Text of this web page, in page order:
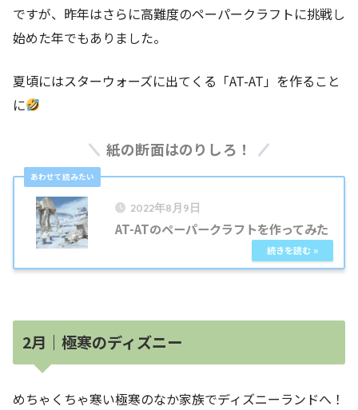
ですが、昨年はさらに高難度のペーパークラフトに挑戦し
始めた年でもありました。
夏頃にはスターウォーズに出てくる「AT-AT」を作ること
に
紙の断面はのりしろ！
2022年8月9日
AT-ATのペーパークラフトを作ってみた
2月｜極寒のディズニー
めちゃくちゃ寒い極寒のなか家族でディズニーランドへ！